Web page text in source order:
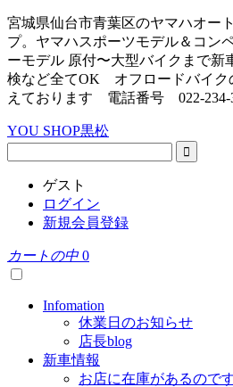
宮城県仙台市青葉区のヤマハオー
プ。ヤマハスポーツモデル＆コン
ーモデル 原付〜大型バイクまで新
検など全てOK オフロードバイク
えております 電話番号 022-234-
YOU SHOP黒松
ゲスト
ログイン
新規会員登録
カートの中 0
Infomation
休業日のお知らせ
店長blog
新車情報
お店に在庫があるので